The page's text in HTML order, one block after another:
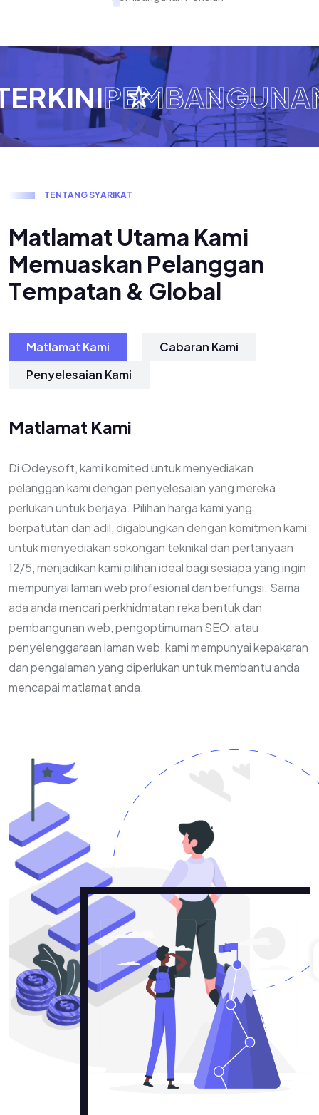
TENTANG SYARIKAT
Matlamat Utama Kami
Memuaskan Pelanggan
Tempatan & Global
Matlamat Kami
Cabaran Kami
Penyelesaian Kami
Matlamat Kami
Di Odeysoft, kami komited untuk menyediakan
pelanggan kami dengan penyelesaian yang mereka
perlukan untuk berjaya. Pilihan harga kami yang
berpatutan dan adil, digabungkan dengan komitmen kami
untuk menyediakan sokongan teknikal dan pertanyaan
12/5, menjadikan kami pilihan ideal bagi sesiapa yang ingin
mempunyai laman web profesional dan berfungsi. Sama
ada anda mencari perkhidmatan reka bentuk dan
pembangunan web, pengoptimuman SEO, atau
penyelenggaraan laman web, kami mempunyai kepakaran
dan pengalaman yang diperlukan untuk membantu anda
mencapai matlamat anda.